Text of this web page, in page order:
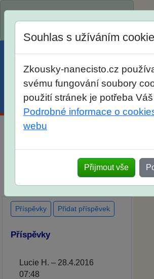
Menu Účet Košík
po skutečných přijímacích
zkouškách
Souhlas s užíváním
Zkousky-nanecisto.cz
svému fungování soubory
použití stránek je potřeba
Podrobné informace o
webu
Přijmout vše
Příspěvky Přidat příspěvek
Příspěvky
Lucie H. – 28.4.2016
07:48